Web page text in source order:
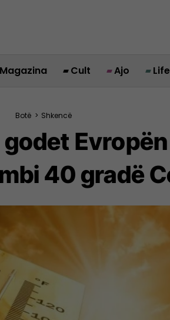
Magazina Cult Ajo
Botë > Shkencë
40 gradë